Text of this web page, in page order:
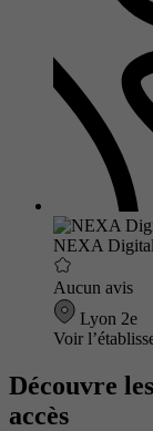
NEXA
Aucun avis
Lyon 2e
Voir
Découvre
accès